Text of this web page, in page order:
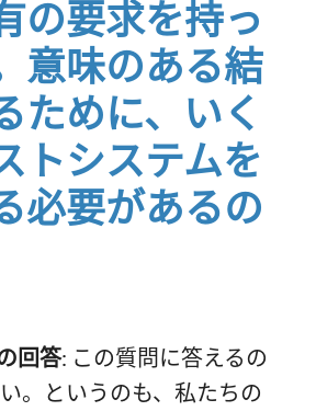
の要求を持っ
意味のある結
ために、いく
トシステムを
必要があるの
回答: この質問に答えるの
。というのも、私たちの